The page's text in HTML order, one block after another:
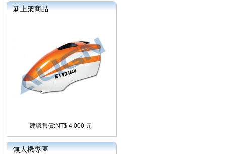
新上架商品
建議售價:NT$ 4,000 元
無人機專區